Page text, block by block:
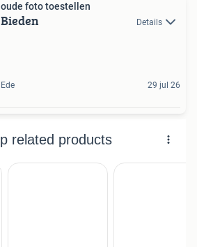
oude foto toestellen
Bieden Details
Ede 29 jul 26